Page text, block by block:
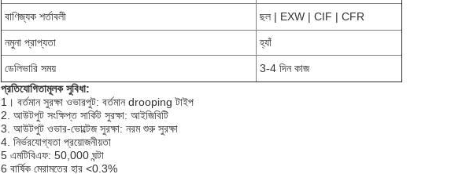
বাণিজ্যক শর্তাবলী ছল | EXW | CIF | CFR
নমুনা প্রাপ্যতা হ্যাঁ
ডেলিভারি সময়
3-4 দিন কাজ
প্রতিযোগিতামূলক সুবিধা:
1। বর্তমান সুরক্ষা ওভারপুট: বর্তমান drooping টাইপ
2. আউটপুট সংক্ষিপ্ত সার্কিট সুরক্ষা: আইজিবিটি
3. আউটপুট ওভার-ভোল্টেজ সুরক্ষা: নরম শুরু সুরক্ষা
4. নির্ভরযোগ্যতা প্রয়োজনীয়তা
5 এমটিবিএফ: 50,000 ঘন্টা
6 বার্ষিক মেরামতের হার <0.3%